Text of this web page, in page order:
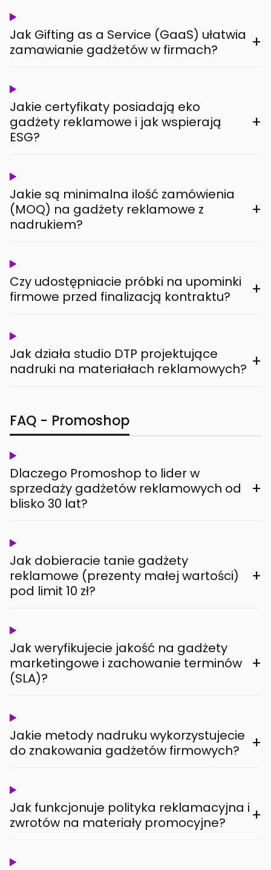
Jak Gifting as a Service (GaaS) ułatwia
zamawianie gadżetów w firmach?
+
Jakie certyfikaty posiadają eko
gadżety reklamowe i jak wspierają
ESG?
+
Jakie są minimalna ilość zamówienia
(MOQ) na gadżety reklamowe z
nadrukiem?
+
Czy udostępniacie próbki na upominki
firmowe przed finalizacją kontraktu?
+
Jak działa studio DTP projektujące
nadruki na materiałach reklamowych? +
FAQ - Promoshop
Dlaczego Promoshop to lider w
sprzedaży gadżetów reklamowych od
blisko 30 lat?
+
Jak dobieracie tanie gadżety
reklamowe (prezenty małej wartości)
pod limit 10 zł?
+
Jak weryfikujecie jakość na gadżety
marketingowe i zachowanie terminów
(SLA)?
+
Jakie metody nadruku wykorzystujecie
do znakowania gadżetów firmowych?
+
Jak funkcjonuje polityka reklamacyjna i
zwrotów na materiały promocyjne?
+